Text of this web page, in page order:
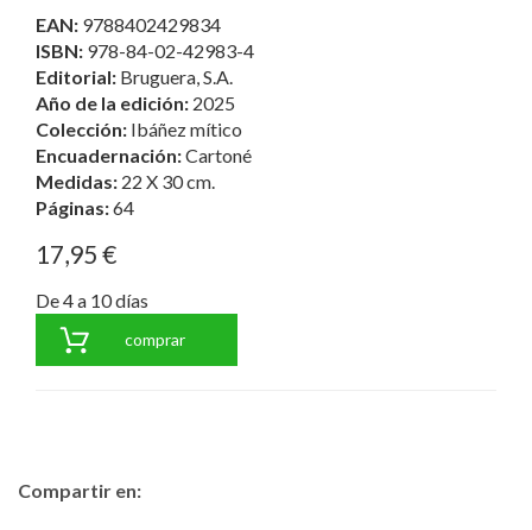
EAN: 9788402429834
ISBN: 978-84-02-42983-4
Editorial: Bruguera, S.A.
Año de la edición: 2025
Colección: Ibáñez mítico
Encuadernación:Cartoné
Medidas: 22 X 30 cm.
Páginas:64
17,95 €
De 4 a 10 días
comprar
Compartir en: